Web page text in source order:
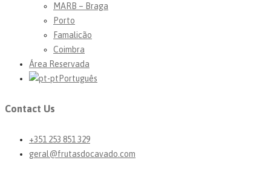
MARB – Braga
Porto
Famalicão
Coimbra
Área Reservada
Português
Contact Us
+351 253 851 329
geral@frutasdocavado.com